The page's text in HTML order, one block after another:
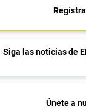
Siga las noticias de
Únete a